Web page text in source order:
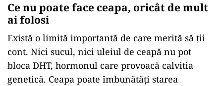
Ce nu poate face ceapa, oricât de mult
ai folosi
Există o limită importantă de care merită să ții
cont. Nici sucul, nici uleiul de ceapă nu pot
bloca DHT, hormonul care provoacă calvitia
genetică. Ceapa poate îmbunătăți starea